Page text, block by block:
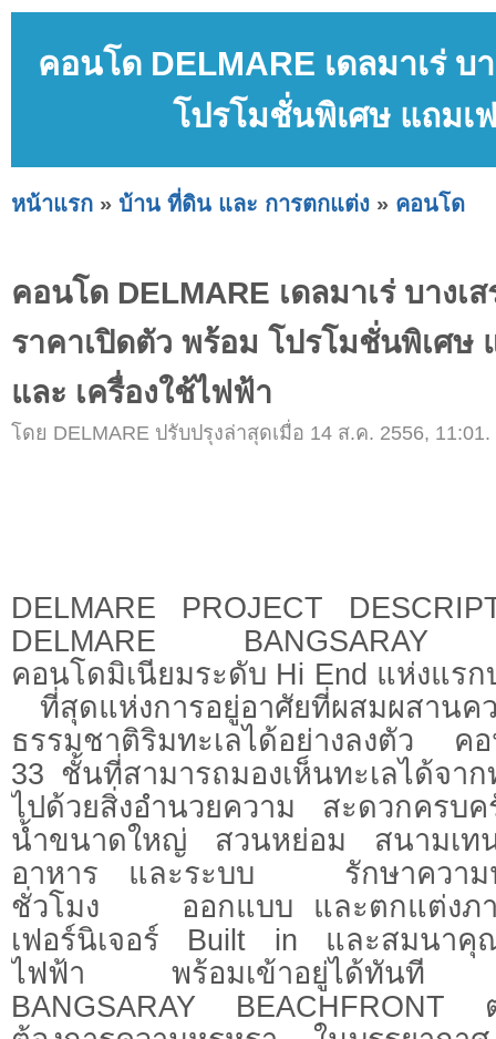
คอนโด DELMARE เดลมาเร่
โปรโมชั่นพิเศษ แถมเ
หน้าแรก » บ้าน ที่ดิน และ การตกแต่ง » คอนโด
คอนโด DELMARE เดลมาเร่ บางเ
ราคาเปิดตัว พร้อม โปรโมชั่นพิเศษ
และ เครื่องใช้ไฟฟ้า
โดย DELMARE ปรับปรุงล่าสุดเมื่อ 14 ส.ค. 2556, 11:01.
DELMARE PROJECT
DELMARE BANGSARAY
คอนโดมิเนียมระดับ Hi End แห่งแร
ที่สุดแห่งการอยู่อาศัยที่ผสมผสานค
ธรรมชาติริมทะเลได้อย่างลงตัว ค
33 ชั้นที่สามารถมองเห็นทะเลได้จา
ไปด้วยสิ่งอำนวยความ สะดวกครบค
น้ำขนาดใหญ่ สวนหย่อม สนามเ
อาหาร และระบบ รักษาความ
ชั่วโมง ออกแบบ และตกแต่งภาย
เฟอร์นิเจอร์ Built in และสมนาคุณ
ไฟฟ้า พร้อมเข้าอยู่ได้ทัน
BANGSARAY BEACHFRONT